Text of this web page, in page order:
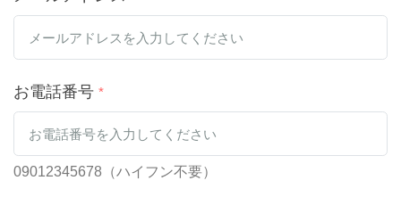
お電話番号 *
09012345678（ハイフン不要）